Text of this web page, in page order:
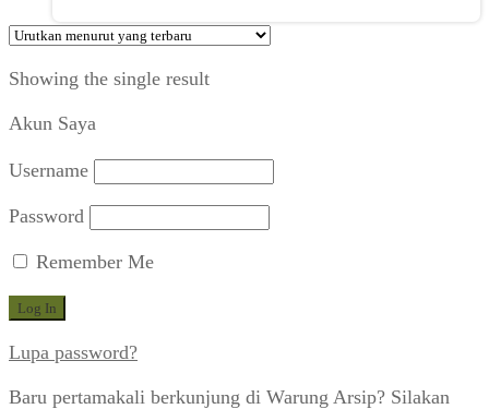
Showing the single result
Akun Saya
Username
Password
Remember Me
Lupa password?
Baru pertamakali berkunjung di Warung Arsip? Silakan